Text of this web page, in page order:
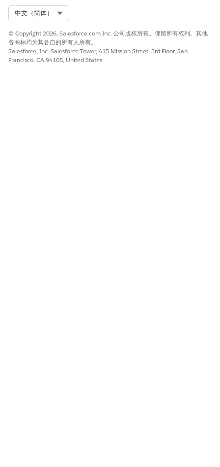
中文（简体）
© Copyright 2026, Salesforce.com Inc. 公司版权所有。保留所有权利。其他
各商标均为其各自的所有人所有。
Salesforce, Inc. Salesforce Tower, 415 Mission Street, 3rd Floor, San
Francisco, CA 94105, United States